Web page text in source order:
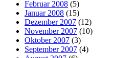
Februar 2008 (5)
Januar 2008 (15)
Dezember 2007 (12)
November 2007 (10)
Oktober 2007 (3)
September 2007 (4)